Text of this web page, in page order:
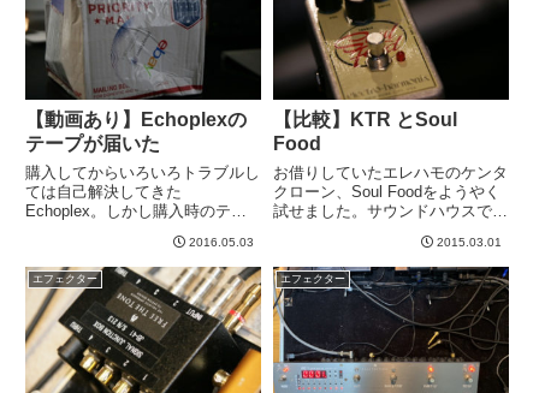
【動画あり】Echoplexの
テープが届いた
購入してからいろいろトラブルし
ては自己解決してきた
Echoplex。しかし購入時のテー
どうもテープを変えてから以下の
ような症状が。・エコー音の録音
が弱くなった・そのせいかエコー
音が小さくなった・発振しなくな
った...
2016.05.03
【比較】KTR とSoul
Food
お借りしていたエレハモのケンタ
クローン、Soul Foodをようやく
試せました。サウンドハウスで７
評判の良いこのペダル。試してみ
たいと思っていたのです。手持ち
のKTRと比較してみたいと思いま
す！アンプは、フリー...
2015.03.01
エフェクター エフェクター